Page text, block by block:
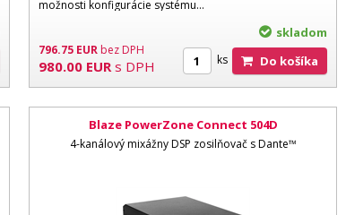
možnosti konfigurácie systému…
796.75 EURbez DPH
980.00 EUR s DPH
skladom
ks Do košíka
Blaze PowerZone Connect 504D
4-kanálový mixážny DSP zosilňovač s Dante™